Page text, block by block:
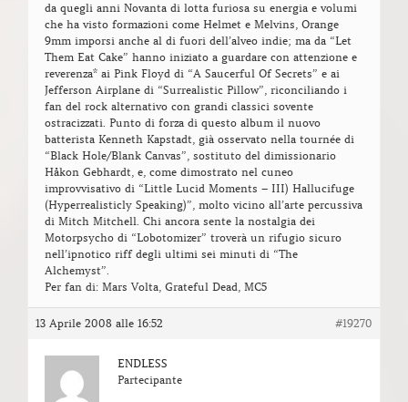
da quegli anni Novanta di lotta furiosa su energia e volumi
che ha visto formazioni come Helmet e Melvins, Orange
9mm imporsi anche al di fuori dell’alveo indie; ma da “Let
Them Eat Cake” hanno iniziato a guardare con attenzione e
reverenza* ai Pink Floyd di “A Saucerful Of Secrets” e ai
Jefferson Airplane di “Surrealistic Pillow”, riconciliando i
fan del rock alternativo con grandi classici sovente
ostracizzati. Punto di forza di questo album il nuovo
batterista Kenneth Kapstadt, già osservato nella tournée di
“Black Hole/Blank Canvas”, sostituto del dimissionario
Håkon Gebhardt, e, come dimostrato nel cuneo
improvvisativo di “Little Lucid Moments – III) Hallucifuge
(Hyperrealisticly Speaking)”, molto vicino all’arte percussiva
di Mitch Mitchell. Chi ancora sente la nostalgia dei
Motorpsycho di “Lobotomizer” troverà un rifugio sicuro
nell’ipnotico riff degli ultimi sei minuti di “The
Alchemyst”.
Per fan di: Mars Volta, Grateful Dead, MC5
13 Aprile 2008 alle 16:52 #19270
ENDLESS
Partecipante